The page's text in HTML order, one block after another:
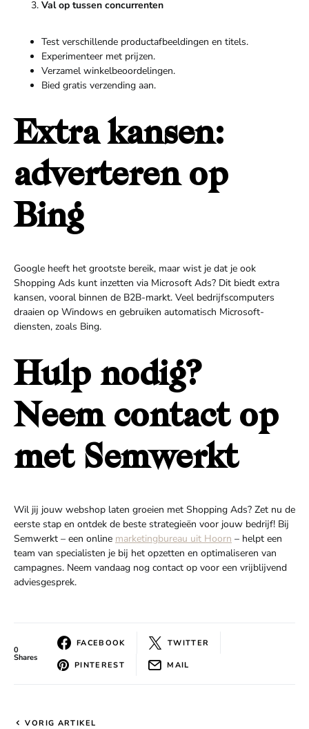
Val op tussen concurrenten
Test verschillende productafbeeldingen en titels.
Experimenteer met prijzen.
Verzamel winkelbeoordelingen.
Bied gratis verzending aan.
Extra kansen:
adverteren op
Bing
Google heeft het grootste bereik, maar wist je dat je ook
Shopping Ads kunt inzetten via Microsoft Ads? Dit biedt extra
kansen, vooral binnen de B2B-markt. Veel bedrijfscomputers
draaien op Windows en gebruiken automatisch Microsoft-
diensten, zoals Bing.
Hulp nodig?
Neem contact op
met Semwerkt
Wil jij jouw webshop laten groeien met Shopping Ads? Zet nu de
eerste stap en ontdek de beste strategieën voor jouw bedrijf! Bij
Semwerkt – een online marketingbureau uit Hoorn – helpt een
team van specialisten je bij het opzetten en optimaliseren van
campagnes. Neem vandaag nog contact op voor een vrijblijvend
adviesgesprek.
0
Shares
FACEBOOK TWITTER
PINTEREST MAIL
VORIG ARTIKEL